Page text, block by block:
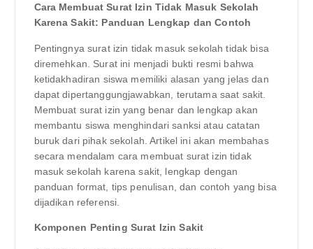
Cara Membuat Surat Izin Tidak Masuk Sekolah
Karena Sakit: Panduan Lengkap dan Contoh
Pentingnya surat izin tidak masuk sekolah tidak bisa
diremehkan. Surat ini menjadi bukti resmi bahwa
ketidakhadiran siswa memiliki alasan yang jelas dan
dapat dipertanggungjawabkan, terutama saat sakit.
Membuat surat izin yang benar dan lengkap akan
membantu siswa menghindari sanksi atau catatan
buruk dari pihak sekolah. Artikel ini akan membahas
secara mendalam cara membuat surat izin tidak
masuk sekolah karena sakit, lengkap dengan
panduan format, tips penulisan, dan contoh yang bisa
dijadikan referensi.
Komponen Penting Surat Izin Sakit